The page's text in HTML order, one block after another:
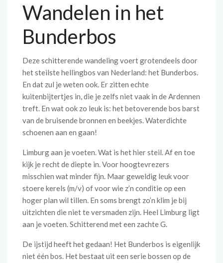
Wandelen in het
Bunderbos
Deze schitterende wandeling voert grotendeels door
het steilste hellingbos van Nederland: het Bunderbos.
En dat zul je weten ook. Er zitten echte
kuitenbijtertjes in, die je zelfs niet vaak in de Ardennen
treft. En wat ook zo leuk is: het betoverende bos barst
van de bruisende bronnen en beekjes. Waterdichte
schoenen aan en gaan!
Limburg aan je voeten. Wat is het hier steil. Af en toe
kijk je recht de diepte in. Voor hoogtevrezers
misschien wat minder fijn. Maar geweldig leuk voor
stoere kerels (m/v) of voor wie z’n conditie op een
hoger plan wil tillen. En soms brengt zo’n klim je bij
uitzichten die niet te versmaden zijn. Heel Limburg ligt
aan je voeten. Schitterend met een zachte G.
De ijstijd heeft het gedaan! Het Bunderbos is eigenlijk
niet één bos. Het bestaat uit een serie bossen op de